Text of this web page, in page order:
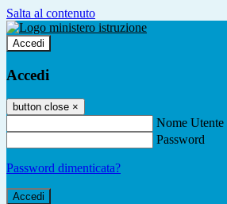
Salta al contenuto
Accedi
Accedi
button close ×
Nome Utente
Password
Password dimenticata?